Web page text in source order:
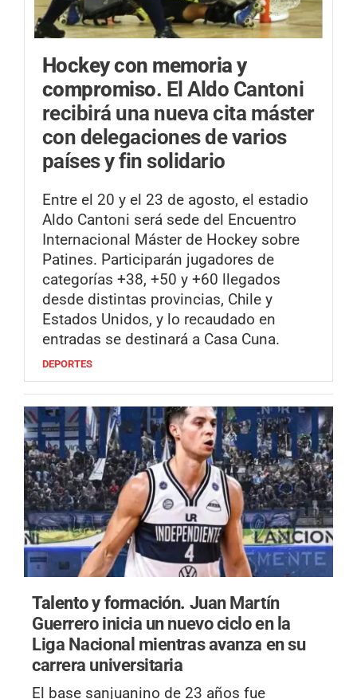
Hockey con memoria y
compromiso. El Aldo Cantoni
recibirá una nueva cita máster
con delegaciones de varios
países y fin solidario
Entre el 20 y el 23 de agosto, el estadio
Aldo Cantoni será sede del Encuentro
Internacional Máster de Hockey sobre
Patines. Participarán jugadores de
categorías +38, +50 y +60 llegados
desde distintas provincias, Chile y
Estados Unidos, y lo recaudado en
entradas se destinará a Casa Cuna.
DEPORTES
Talento y formación. Juan Martín
Guerrero inicia un nuevo ciclo en la
Liga Nacional mientras avanza en su
carrera universitaria
El base sanjuanino de 23 años fue